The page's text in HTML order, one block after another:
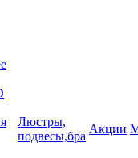
Люстры,
подвесы,бра
Акции